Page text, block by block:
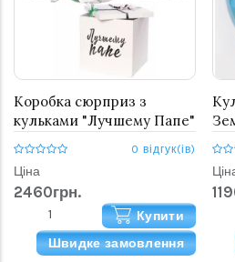
Коробка сюрприз з
кульками "Лучшему Папе"
0 відгук(ів)
Ціна
2460грн.
Купити
Швидке замовлення